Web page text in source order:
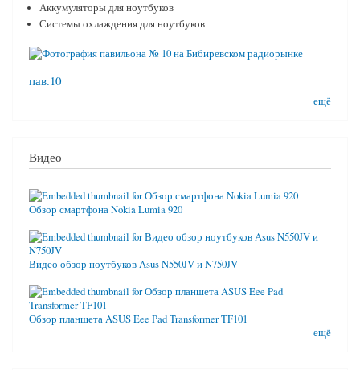
Аккумуляторы для ноутбуков
Системы охлаждения для ноутбуков
пав.10
ещё
Видео
Обзор смартфона Nokia Lumia 920
Видео обзор ноутбуков Asus N550JV и N750JV
Обзор планшета ASUS Eee Pad Transformer TF101
ещё